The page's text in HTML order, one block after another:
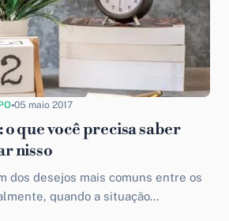
05 maio 2017
que você precisa saber
nisso
dos desejos mais comuns entre os
quando a situação